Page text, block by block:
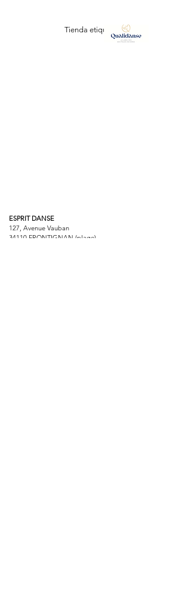
Tienda etiquetada
ESPRIT DANSE
127, Avenue Vauban
34110 FRONTIGNAN (plage)